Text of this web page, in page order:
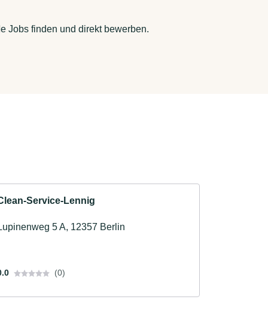
Jobs finden und direkt bewerben.
Service-Lennig
5 A, 12357 Berlin
(0)